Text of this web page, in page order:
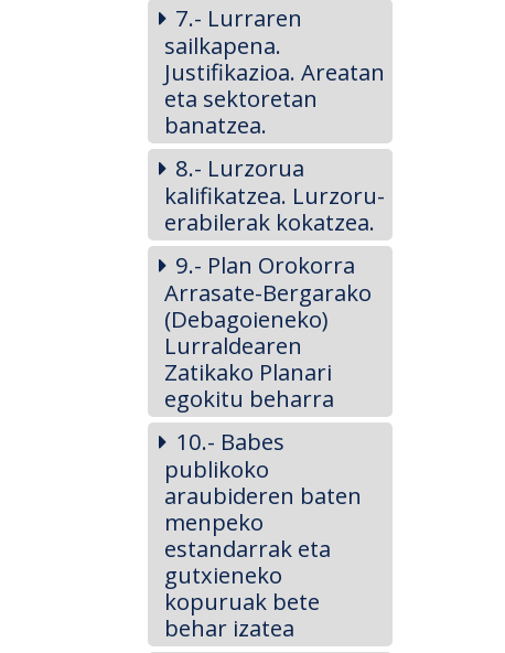
7.- Lurraren
sailkapena.
Justifikazioa. Areatan
eta sektoretan
banatzea.
8.- Lurzorua
kalifikatzea. Lurzoru-
erabilerak kokatzea.
9.- Plan Orokorra
Arrasate-Bergarako
(Debagoieneko)
Lurraldearen
Zatikako Planari
egokitu beharra
10.- Babes
publikoko
araubideren baten
menpeko
estandarrak eta
gutxieneko
kopuruak bete
behar izatea